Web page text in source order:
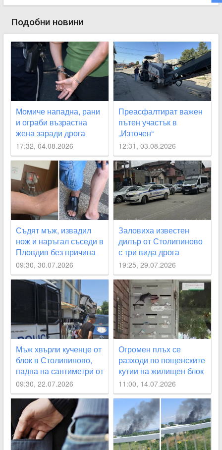
Подобни новини
Момиче нападна, рани
и ограби възрастна
жена заради дрога
17:32, 04.08.2026
Преасфалтират важен
пътен участък в
„Източен“
12:31, 03.08.2026
Съдят мъж, извадил
нож и наръгал съседи в
Пловдив без причина
09:30, 30.07.2026
Заловиха известен
дилър от Столипиново
с три вида дрога
19:25, 29.07.2026
Мъж хвърли кученце от
блок в Столипиново,
падна на сантиметри от
дете
09:30, 22.07.2026
Огромен плъх се
разходи по пощенските
кутии на жилищен блок
в Пловдив ВИДЕО
11:00, 14.07.2026